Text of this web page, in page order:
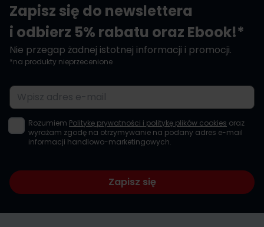
Zapisz się do newslettera
i odbierz 5% rabatu oraz Ebook!*
Nie przegap żadnej istotnej informacji i promocji.
*na produkty nieprzecenione
Adres e-mail
Rozumiem Politykę prywatności i politykę plików cookies oraz
wyrażam zgodę na otrzymywanie na podany adres e-mail
informacji handlowo-marketingowych.
Zapisz się